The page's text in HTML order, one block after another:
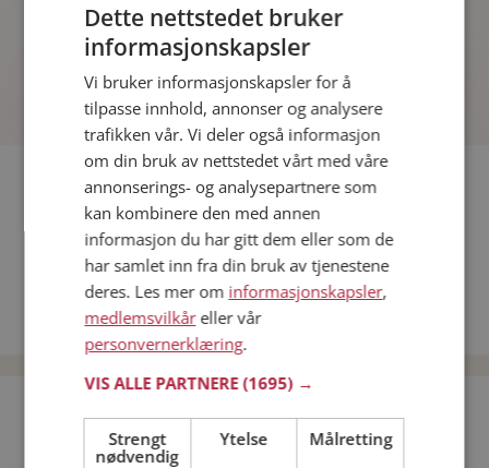
dere sammen som hånd i hanske?
Fler single
Flere singlemenn fra Ålesund:Borislav,Maxer,Børge
Kvinner fra Ålesund
Date kvinner i Norge
Date menn i Norge
Bli medlem gratis!
Dette nettstedet bruker
informasjonskapsler
Vi bruker informasjonskapsler for å
tilpasse innhold, annonser og analysere
trafikken vår. Vi deler også informasjon
om din bruk av nettstedet vårt med våre
annonserings- og analysepartnere som
kan kombinere den med annen
informasjon du har gitt dem eller som de
har samlet inn fra din bruk av tjenestene
deres. Les mer om informasjonskapsler,
medlemsvilkåreller vår
personvernerklæring.
VIS ALLE PARTNERE(1695) →
Strengt
nødvendig
Ytelse Målretting